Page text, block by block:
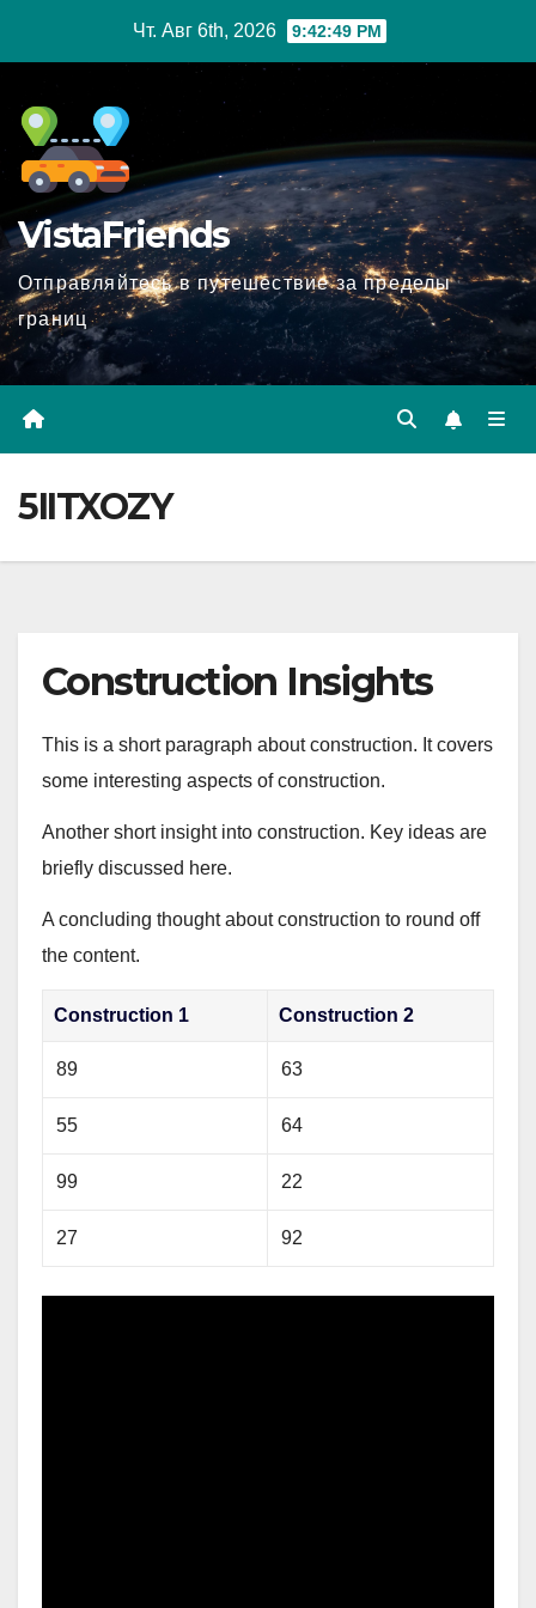
Чт. Авг 6th, 2026 9:42:50 PM
VistaFriends
Отправляйтесь в путешествие за пределы
границ
5IITXOZY
Construction Insights
This is a short paragraph about construction. It covers
some interesting aspects of construction.
Another short insight into construction. Key ideas are
briefly discussed here.
A concluding thought about construction to round off
the content.
Construction 1 Construction 2
89 63
55 64
99 22
27 92